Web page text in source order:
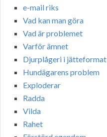
e-mail riks
Vad kan man göra
Vad är problemet
Varför ämnet
Djurplågeri i jätteformat
Hundägarens problem
Exploderar
Radda
Vilda
Rahet